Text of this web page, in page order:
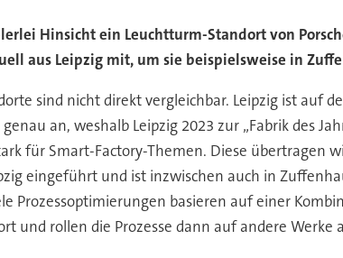
Hinsicht ein Leuchtturm-Standort von
aus Leipzig mit, um sie beispielsweise in
sind nicht direkt vergleichbar. Leipzig ist auf
an, weshalb Leipzig 2023 zur „Fabrik des
für Smart-Factory-Themen. Diese übertragen
eingeführt und ist inzwischen auch in
Prozessoptimierungen basieren auf einer
und rollen die Prozesse dann auf andere Werke